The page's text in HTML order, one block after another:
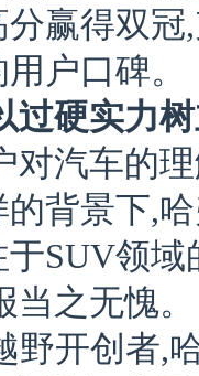
赢得双
户口碑。
过硬实力
对汽车的
背景下,
SUV领
之无愧。
野开创者,